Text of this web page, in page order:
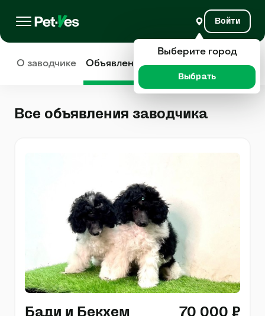
Войти
О заводчике Объявления Отзывы
Все объявления заводчика
Бади и Бекхем 70 000 ₽
Выберите город
Выбрать